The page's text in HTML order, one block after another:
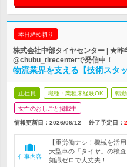
本日締め切り
株式会社中部タイヤセンター | ★
@chubu_tirecenterで発信中！
物流業界を支える【技術スタ
正社員 職種・業種未経験OK 転
女性のおしごと掲載中
情報更新日：2026/06/12 終了予定日：
仕事内容
【重労働ナシ！機械を活
大型車の「タイヤ」の検
知識ゼロで大丈夫！